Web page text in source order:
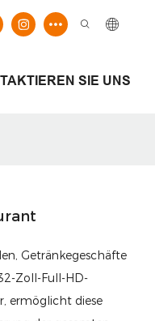
SIE UNS
Getränkegeschäfte
Zoll-Full-HD-
ermöglicht diese